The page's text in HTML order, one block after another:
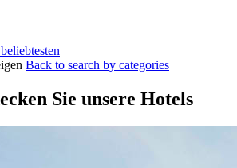
Back to search by categories
Sie unsere Hotels